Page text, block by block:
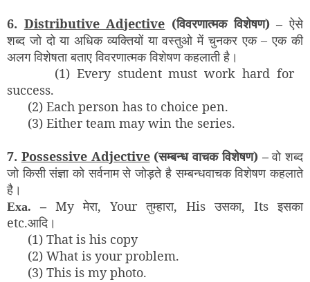
6. Distributive Adjective (विवरणात्मक विशेषण) – ऐसे
शब्द जो दो या अधिक व्यक्तियों या वस्तुओ में चुनकर एक – एक की
अलग विशेषता बताए विवरणात्मक विशेषण कहलाती है।
(1) Every student must work hard for
success.
(2) Each person has to choice pen.
(3) Either team may win the series.
7. Possessive Adjective(सम्बन्ध वाचक विशेषण) –वो शब्द
जो किसी संज्ञा को सर्वनाम से जोड़ते है सम्बन्धवाचक विशेषण कहलाते
है।
Exa. –My मेरा, Your तुम्हारा, His उसका, Its इसका
etc.आदि।
(1) That is his copy
(2) What is your problem.
(3) This is my photo.